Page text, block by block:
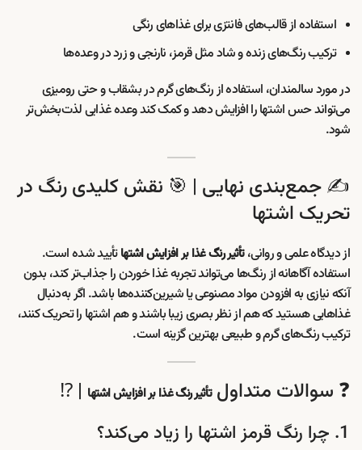
استفاده از قالب‌های فانتزی برای غذاهای رنگی
ترکیب رنگ‌های زنده و شاد مثل قرمز، نارنجی و زرد در وعده‌ها
در مورد سالمندان، استفاده از رنگ‌های گرم در بشقاب و حتی رومیزی
می‌تواند حس اشتها را افزایش دهد و کمک کند وعده غذایی لذت‌بخش‌تر
شود.
✍️ جمع‌بندی نهایی | 🎯 نقش کلیدی رنگ در
تحریک اشتها
از دیدگاه علمی و روانی،تأثیر رنگ غذا بر افزایش اشتهاتأیید شده است.
استفاده آگاهانه از رنگ‌ها می‌تواند تجربه غذا خوردن را جذاب‌تر کند، بدون
آنکه نیازی به افزودن مواد مصنوعی یا شیرین‌کننده‌ها باشد. اگر به‌دنبال
غذاهایی هستید که هم از نظر بصری زیبا باشند و هم اشتها را تحریک کنند،
ترکیب رنگ‌های گرم و طبیعی بهترین گزینه است.
❓ سوالات متداولتأثیر رنگ غذا بر افزایش اشتها | ⁉️
1. چرا رنگ قرمز اشتها را زیاد می‌کند؟